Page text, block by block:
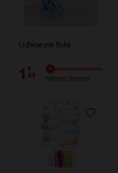
Lidhëse për flokë
1 €
49
NUK KA NË DISPOZICION